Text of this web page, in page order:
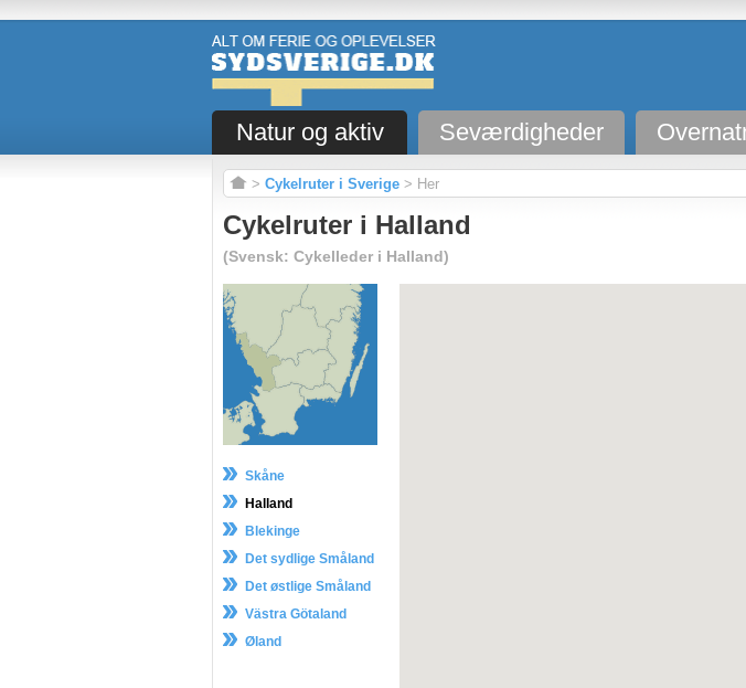
Natur og aktiv Seværdigheder
> Cykelruter i Sverige > Her
Cykelruter i Halland
(Svensk: Cykelleder i Halland)
Skåne
Halland
Blekinge
Det sydlige Småland
Det østlige Småland
Västra Götaland
Øland